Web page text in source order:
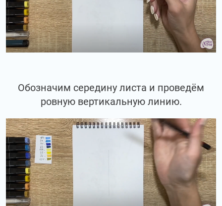
Обозначим середину листа и проведём
ровную вертикальную линию.